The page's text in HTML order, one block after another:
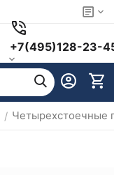
+7(495)128-23-
/ Четырехстоечные